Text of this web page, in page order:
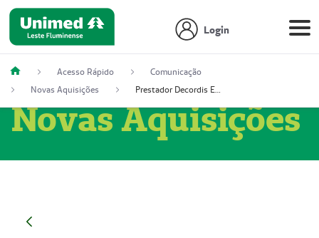
Login
Acesso Rápido
Comunicação
Novas Aquisições
Prestador Decordis Exames Cardiológicos LTDA (51004347-4)
Novas Aquisições